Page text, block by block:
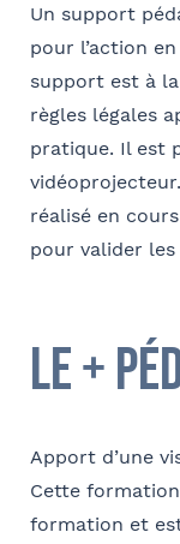
Un support
pour l’action
support est à
règles légales
pratique. Il est
réalisé en
pour valider
le +
Apport d’une
Cette
formation et
E-mail
Coordonnées de
OPCO
Adresse
Code postal
Je parraine
Prénom
Nom
J'autorise
du cabinet